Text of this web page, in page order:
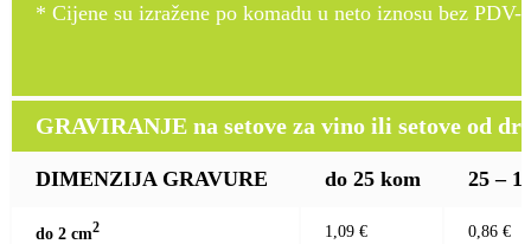
* Cijene su izražene po komadu u neto iznosu bez PDV-
GRAVIRANJE na setove za vino ili setove od
DIMENZIJA GRAVURE do 25 kom 25 –
do 2 cm2 1,09 € 0,86 €